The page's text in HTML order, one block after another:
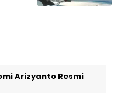
Arizyanto Resmi